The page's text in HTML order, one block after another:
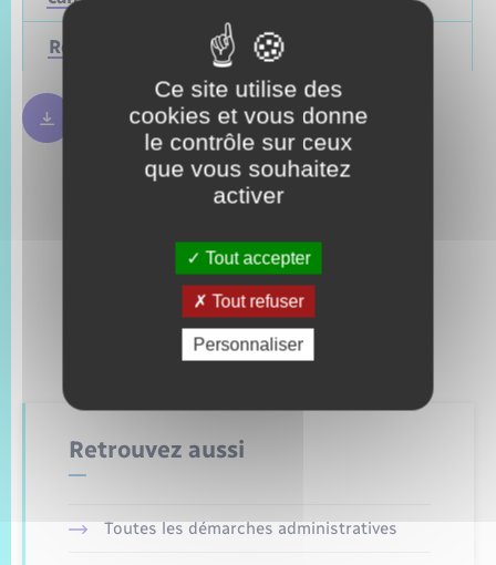
Régionales Mars 2028
Règles bulletin de vote 250.09 Ko
Retrouvez aussi
Toutes les démarches administratives
Ce site utilise des
cookies et vous donne
le contrôle sur ceux
que vous souhaitez
activer
Tout accepter
Tout refuser
Personnaliser